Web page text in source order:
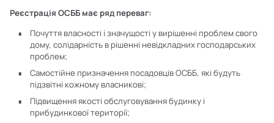
Реєстрація ОСББ має ряд переваг:
Почуття власності і значущості у вирішенні проблем свого
дому, солідарність в рішенні невідкладних господарських
проблем;
Самостійне призначення посадовців ОСББ, які будуть
підзвітні кожному власникові;
Підвищення якості обслуговування будинку і
прибудинкової території;